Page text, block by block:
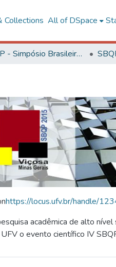
Collections All of DSpace
SBQP - Simpósio Brasileiro de Qualidade do Projeto no Ambiente Construído
https://locus.ufv.br/handle/
acadêmica de alto
o evento científico IV